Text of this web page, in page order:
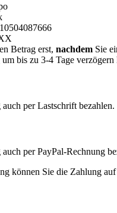
Betrag erst, nachdem Sie
bis zu 3-4 Tage verzögern
per Lastschrift
auch per PayPal-Rechnung
können Sie die Zahlung